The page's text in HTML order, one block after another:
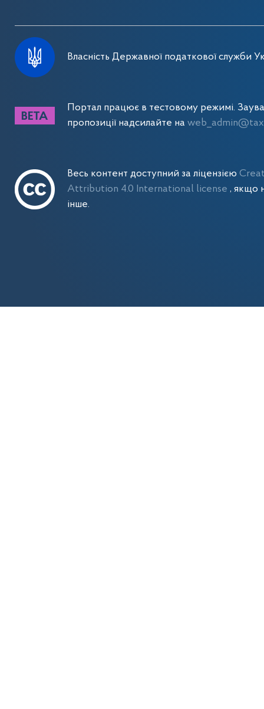
Власність Державної податкової служби
Портал працює в тестовому режимі.
пропозиції надсилайте на
Весь контент доступний за ліцензією
Attribution 4.0 International license, якщо
інше.